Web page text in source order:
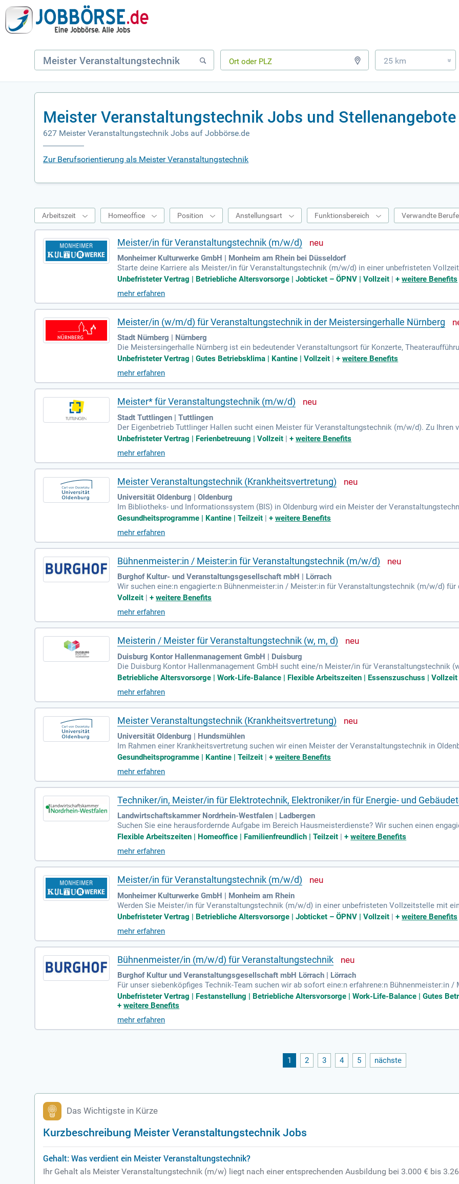
25 km »
Meister Veranstaltungstechnik Jobs und Stellenangebote
627 Meister Veranstaltungstechnik Jobs auf Jobbörse.de
Zur Berufsorientierung als Meister Veranstaltungstechnik
Arbeitszeit Homeoffice Position Anstellungsart Funktionsbereich Verwandte Berufe
Meister/in für Veranstaltungstechnik (m/w/d)
Monheimer Kulturwerke GmbH | Monheim am Rhein bei Düsseldorf
Starte deine Karriere als Meister/in für Veranstaltungstechnik (m/w/d) in einer unbefristeten
0.000 € und 60.000 €. Übernehme eigenverantwortlich die Planung, Durchführung und
en. Du bist zuständig für die Abstimmung mit Behörden und übernimmst verantwortungsvolle
über hinaus leitest du Veranstaltungen, inklusive Auf- und Abbau sowie Bedienung professioneller
deo. Erstelle detaillierte Einsatzpläne, Zeichnungen und Dokumentationen zur optimalen
Unbefristeter Vertrag | Betriebliche Altersvorsorge | Jobticket – ÖPNV | Vollzeit |+weitere Benefits
mehr erfahren
Meister/in (w/m/d) für Veranstaltungstechnik in der Meistersingerhalle Nürnberg
Stadt Nürnberg | Nürnberg
Die Meistersingerhalle Nürnberg ist ein bedeutender Veranstaltungsort für Konzerte,
ätzen zählt der Große Saal zu den größten in Deutschland. Jährlich finden dort etwa 800
ents wird Wert auf bühnentechnischen Betrieb und moderne Medientechnik gelegt. Entdecken Sie
er Innovation und Inspiration für alle Kulturbegeisterten.
Unbefristeter Vertrag | Gutes Betriebsklima | Kantine | Vollzeit |+weitere Benefits
mehr erfahren
Meister* für Veranstaltungstechnik (m/w/d)
Stadt Tuttlingen | Tuttlingen
Der Eigenbetrieb Tuttlinger Hallen sucht einen Meister für Veranstaltungstechnik (m/w/d). Zu Ihren
e Konzeption und Durchführung abwechslungsreicher Veranstaltungen. Sie stellen sicher, dass alle
n eingehalten werden und übernehmen das eigenverantwortliche Auf- und Abbauen technischer
on Fremdtechnik und -personal zuständig. Ihr Handwerkszeug ist eine abgeschlossene
vergleichbare Qualifikation. Gestalten Sie mit uns beeindruckende Events und bringen Sie Ihre
Unbefristeter Vertrag | Ferienbetreuung | Vollzeit |+weitere Benefits
mehr erfahren
Meister Veranstaltungstechnik (Krankheitsvertretung)
Universität Oldenburg | Oldenburg
Im Bibliotheks- und Informationssystem (BIS) in Oldenburg wird ein Meister der
ht. Mit einem Stellenumfang von 100% ist die Position auch teilzeitgeeignet. Die Vergütung erfolgt
zum nächstmöglichen Zeitpunkt. Die Befristung dieser Stelle ist für die Dauer der Erkrankung des
7. Das BIS unterstützt die Universität durch medientechnische Hilfe und Veranstaltungen.
eil eines dynamischen Teams zu werden, das Forschungs- und Lehrprojekte begleitet.
Gesundheitsprogramme | Kantine | Teilzeit |+weitere Benefits
mehr erfahren
Bühnenmeister:in / Meister:in für Veranstaltungstechnik (m/w/d)
Burghof Kultur- und Veranstaltungsgesellschaft mbH | Lörrach
Wir suchen eine:n engagierte:n Bühnenmeister:in / Meister:in für Veranstaltungstechnik (m/w/d)
ulturelles Zentrum im Dreiländereck und organisiert jährlich über 200 hochkarätige Veranstaltungen.
r dauerhaften Übernahme ausgeschrieben. Du bringst eine Hands-on-Mentalität mit und
und werde Teil unseres kreativen Teams, das Künstler:innen und Publikum aus Deutschland, der
Vollzeit |+weitere Benefits
mehr erfahren
Meisterin / Meister für Veranstaltungstechnik (w, m, d)
Duisburg Kontor Hallenmanagement GmbH | Duisburg
Die Duisburg Kontor Hallenmanagement GmbH sucht eine/n Meister/in für Veranstaltungstechnik
eutschland. Das Gehalt reicht von € 51,537.75 bis € 71,030.95 pro Jahr. Unsere beeindruckenden
alle und der Landschaftspark Duisburg-Nord, bieten ideale Rahmenbedingungen für diverse Events.
ulturveranstaltungen mitgestalten. Werden Sie Teil unseres Teams und helfen Sie mit,
Betriebliche Altersvorsorge | Work-Life-Balance | Flexible Arbeitszeiten | Essenszuschuss | Vollzeit
mehr erfahren
Meister Veranstaltungstechnik (Krankheitsvertretung)
Universität Oldenburg | Hundsmühlen
Im Rahmen einer Krankheitsvertretung suchen wir einen Meister der Veranstaltungstechnik in
von 100% und bietet eine befristete Anstellung bis zum 31.03.2027. Beschäftigungsbeginn ist zum
bungsfrist bis zum 03.08.2026. Das Bibliotheks- und Informationssystem (BIS) ist die zentrale
ationsversorgung verantwortlich ist. Zu den Hauptaufgaben gehören die medientechnische
von Veranstaltungen. Wenn Sie Interesse an einer abwechslungsreichen Tätigkeit im Bereich
Gesundheitsprogramme | Kantine | Teilzeit |+weitere Benefits
mehr erfahren
Techniker/in, Meister/in für Elektrotechnik, Elektroniker/in für Energie- und
Landwirtschaftskammer Nordrhein-Westfalen | Ladbergen
Suchen Sie eine herausfordernde Aufgabe im Bereich Hausmeisterdienste? Wir suchen einen
lossenen Ausbildung in Elektrotechnik oder verwandten Fachrichtungen. Ihre mehrjährige Erfahrung
gerne im Team agieren, sind Sie bei uns genau richtig. Planen und strukturieren Sie mit uns
gebnisse!
Flexible Arbeitszeiten | Homeoffice | Familienfreundlich | Teilzeit |+weitere Benefits
mehr erfahren
Meister/in für Veranstaltungstechnik (m/w/d)
Monheimer Kulturwerke GmbH | Monheim am Rhein
Werden Sie Meister/in für Veranstaltungstechnik (m/w/d) in einer unbefristeten Vollzeitstelle mit
000 € jährlich. In dieser Position sind Sie verantwortlich für die selbstständige Planung,
Dazu gehört die enge Abstimmung mit Behörden und die Übernahme von technischen
e leiten Auf- und Abbau sowie den Betrieb von Audio-, Licht-, Video- und Bühnentechnik. Zudem
dinieren sowohl interne Mitarbeiter als auch externe Dienstleister. Bewerben Sie sich jetzt und
Unbefristeter Vertrag | Betriebliche Altersvorsorge | Jobticket – ÖPNV | Vollzeit |+weitere Benefits
mehr erfahren
Bühnenmeister/in (m/w/d) für Veranstaltungstechnik
Burghof Kultur und Veranstaltungsgesellschaft mbH Lörrach | Lörrach
Für unser siebenköpfiges Technik-Team suchen wir ab sofort eine:n erfahrene:n Bühnenmeister:in
e uns zunächst als Karenzvertretung verstärkt – mit klarer Perspektive auf dauerhafte Übernahme.
Unbefristeter Vertrag | Festanstellung | Betriebliche Altersvorsorge | Work-Life-Balance | Gutes
+weitere Benefits
mehr erfahren
1 2 3 4 5 nächste
Das Wichtigste in Kürze
Kurzbeschreibung Meister Veranstaltungstechnik Jobs
Gehalt: Was verdient ein Meister Veranstaltungstechnik?
Ihr Gehalt als Meister Veranstaltungstechnik (m/w) liegt nach einer entsprechenden Ausbildung bei 3.000 € bis